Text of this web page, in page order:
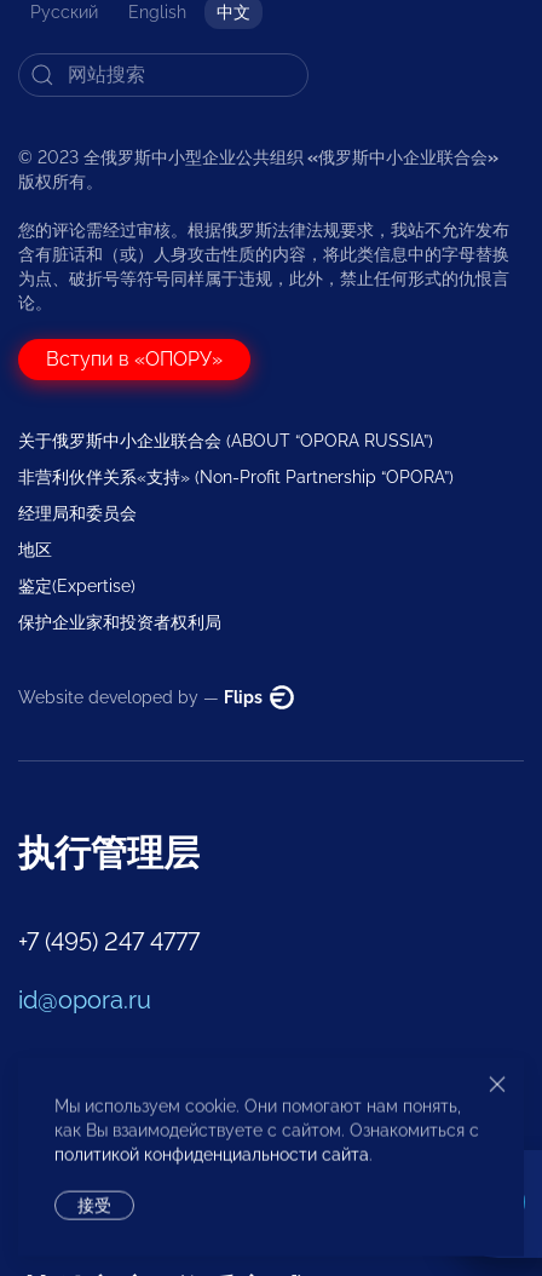
Русский English 中文
© 2023 全俄罗斯中小型企业公共组织 «俄罗斯中小企业联合会»
版权所有。
您的评论需经过审核。根据俄罗斯法律法规要求，我站不允许发布
含有脏话和（或）人身攻击性质的内容，将此类信息中的字母替换
为点、破折号等符号同样属于违规，此外，禁止任何形式的仇恨言
论。
Вступи в «ОПОРУ»
关于俄罗斯中小企业联合会 (ABOUT “OPORA RUSSIA”)
非营利伙伴关系«支持» (Non-Profit Partnership “OPORA”)
经理局和委员会
地区
鉴定(Expertise)
保护企业家和投资者权利局
Website developed by — Flips
执行管理层
+7 (495) 247 4777
id@opora.ru
127473
驻外代表
Мы используем cookie. Они помогают нам понять,
как Вы взаимодействуете с сайтом. Ознакомиться с
политикой конфиденциальности сайта.
接受